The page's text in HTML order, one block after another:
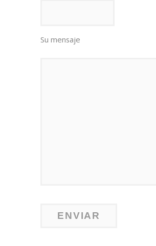
Su mensaje